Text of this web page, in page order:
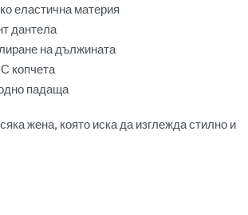
еластична материя
дантела
на дължината
копчета
падаща
жена, която иска да изглежда стилно и